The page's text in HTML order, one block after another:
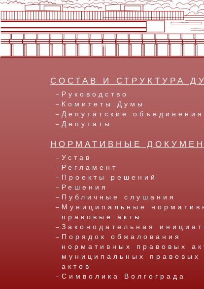
СОСТАВ И СТРУКТУРА
Руководство
Комитеты Думы
Депутатские объединения
Депутаты
НОРМАТИВНЫЕ
Устав
Регламент
Проекты решений
Решения
Публичные слушания
Муниципальные
правовые акты
Законодательная
Порядок обжалования
нормативных правовых
муниципальных правовых
актов
Символика Волгограда